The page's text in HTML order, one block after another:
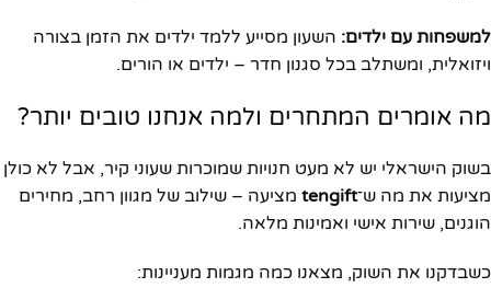
למשפחות עם ילדים: השעון מסייע ללמד ילדים את הזמן בצורה
ויזואלית, ומשתלב בכל סגנון חדר – ילדים או הורים.
מה אומרים המתחרים ולמה אנחנו טובים יותר?
בשוק הישראלי יש לא מעט חנויות שמוכרות שעוני קיר, אבל לא כולן
מציעות את מה ש־tengift מציעה – שילוב של מגוון רחב, מחירים
הוגנים, שירות אישי ואמינות מלאה.
כשבדקנו את השוק, מצאנו כמה מגמות מעניינות: